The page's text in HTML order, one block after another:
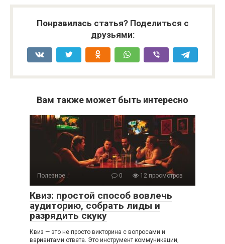
Понравилась статья? Поделиться с
друзьями:
Вам также может быть интересно
Полезное 0 12 просмотров
Квиз: простой способ вовлечь
аудиторию, собрать лиды и
разрядить скуку
Квиз — это не просто викторина с вопросами и
вариантами ответа. Это инструмент коммуникации,